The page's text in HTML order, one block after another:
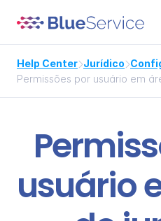
Help CenterJurídico
Permissões por usuário em
usuário